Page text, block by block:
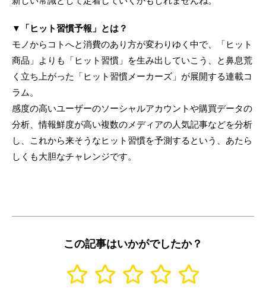
▼「ヒット習慣予報」とは？
モノからコトへと消費のあり方が変わりゆく中で、「ヒット
商品」よりも「ヒット習慣」を生み出していこう、と鼻息荒
く立ち上がった「ヒット習慣メーカーズ」が展開する連載コ
ラム。
感度の高いユーザーのソーシャルアカウントや購買データの
分析、情報鮮度が高い複数のメディアの人気記事などを分析
し、これから来そうなヒット習慣を予測するという、あたら
しくも大胆なチャレンジです。
この記事はいかがでしたか？